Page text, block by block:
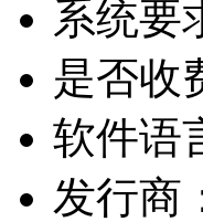
系统要
是否收
软件语
发行商